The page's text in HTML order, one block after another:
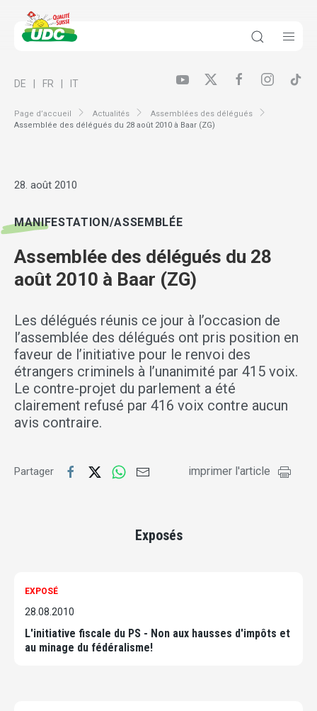
Page d’accueil Actualités
Assemblées des délégués
Assemblée des délégués du 28 août 2010 à Baar (ZG)
DE FR IT
28. août 2010
MANIFESTATION/ASSEMBLÉE
Assemblée des délégués du 28
août 2010 à Baar (ZG)
Les délégués réunis ce jour à l’occasion de
l’assemblée des délégués ont pris position en
faveur de l’initiative pour le renvoi des
étrangers criminels à l’unanimité par 415 voix.
Le contre-projet du parlement a été
clairement refusé par 416 voix contre aucun
avis contraire.
Partager imprimer l'article
Exposés
EXPOSÉ
28.08.2010
L'initiative fiscale du PS - Non aux hausses d'impôts et
au minage du fédéralisme!